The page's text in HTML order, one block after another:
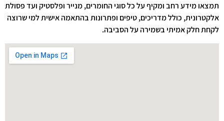
תמצאו מידע רחב ומקיף על כל סוגי החומרים, מנייר ופלסטיק ועד פסולת
אלקטרונית, כולל מדריכים, טיפים ופתרונות בהתאמה אישית למי שרוצה
לקחת חלק אמיתי בשמירה על הסביבה.